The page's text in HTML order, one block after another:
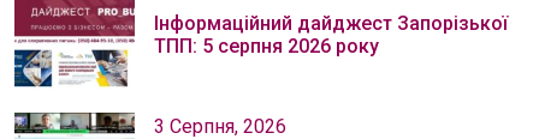
Інформаційний дайджест Запорізької
ТПП: 5 серпня 2026 року
3 Серпня, 2026